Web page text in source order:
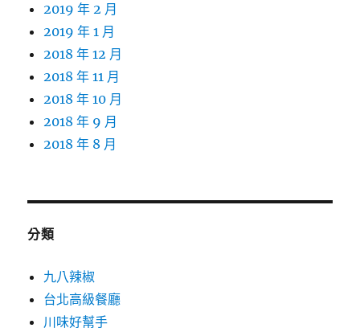
2019 年 2 月
2019 年 1 月
2018 年 12 月
2018 年 11 月
2018 年 10 月
2018 年 9 月
2018 年 8 月
分類
九八辣椒
台北高級餐廳
川味好幫手